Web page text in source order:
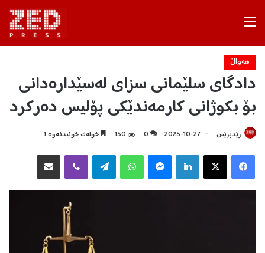
هه‌واڵ
دادگای سلێمانی سزای لەسێدارەدانی
بۆ بکوژانی کارمەندێکی پۆلیس دەرکرد
زێدپرێس 2025-10-27
0
150 خولەک خوێندنەوە 1
X
Telegram